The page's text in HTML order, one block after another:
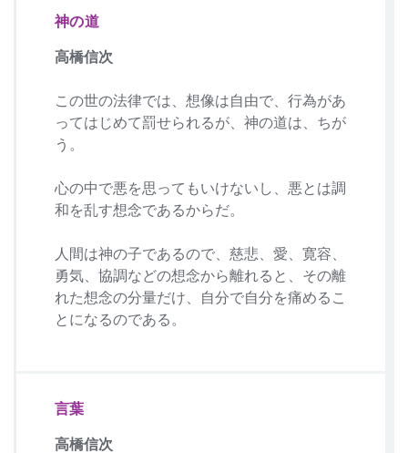
神の道
高橋信次
この世の法律では、想像は自由で、行為があ
ってはじめて罰せられるが、神の道は、ちが
う。
心の中で悪を思ってもいけないし、悪とは調
和を乱す想念であるからだ。
人間は神の子であるので、慈悲、愛、寛容、
勇気、協調などの想念から離れると、その離
れた想念の分量だけ、自分で自分を痛めるこ
とになるのである。
言葉
高橋信次